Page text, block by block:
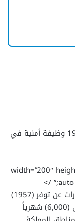
جدارات تعلن عن 1957 وظيفة أمنية في
” width=”200″
auto
تعلن المنصة الوطنية الموحدة للتوظيف جدارات عن توفر (1957)
وظيفة أمنية للرجال والنساء برواتب تصل إلى (6,000) شهرياً